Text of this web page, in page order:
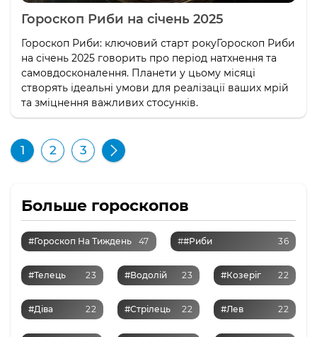
Гороскоп Риби на січень 2025
Гороскоп Риби: ключовий старт рокуГороскоп Риби
на січень 2025 говорить про період натхнення та
самовдосконалення. Планети у цьому місяці
створять ідеальні умови для реалізації ваших мрій
та зміцнення важливих стосунків.
1 2 3
Больше гороскопов
#Гороскоп На Тиждень 47 ##Риби 36
#Телець 23 #Водолій 23 #Козеріг 22
#Діва 22 #Стрілець 22 #Лев 22